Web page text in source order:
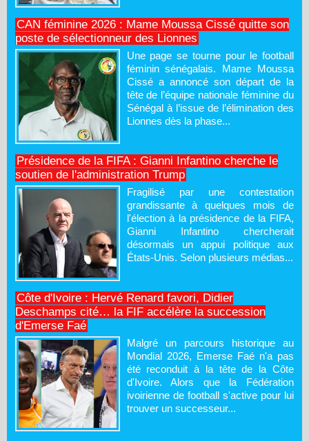
CAN féminine 2026 : Mame Moussa Cissé quitte son
poste de sélectionneur des Lionnes
Une page se tourne pour le football
féminin sénégalais. Mame Moussa
Cissé a annoncé son départ de la
tête de l’équipe nationale féminine du
Sénégal à l’issue de l’élimination des
Lionnes dès la phase...
Présidence de la FIFA : Gianni Infantino cherche le
soutien de l'administration Trump
Fragilisé par une contestation
grandissante à quelques mois de
l'élection à la présidence de la FIFA,
Gianni Infantino chercherait
désormais un appui politique aux
États-Unis. Selon plusieurs médias...
Côte d'Ivoire : Hervé Renard favori, Didier
Deschamps cité… la FIF accélère la succession
d'Emerse Faé
Malgré un parcours historique au
Mondial 2026, Emerse Faé n'a pas
été reconduit à la tête de la Côte
d'Ivoire. Alors que la Fédération
ivoirienne de football s'active pour lui
trouver un successeur...